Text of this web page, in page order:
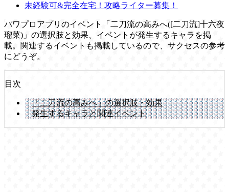
未経験可&完全在宅！攻略ライター募集！
パワプロアプリのイベント「二刀流の高みへ([二刀流]十六夜
瑠菜)」の選択肢と効果、イベントが発生するキャラを掲
載。関連するイベントも掲載しているので、サクセスの参考
にどうぞ。
目次
「二刀流の高みへ」の選択肢・効果
発生するキャラと関連イベント